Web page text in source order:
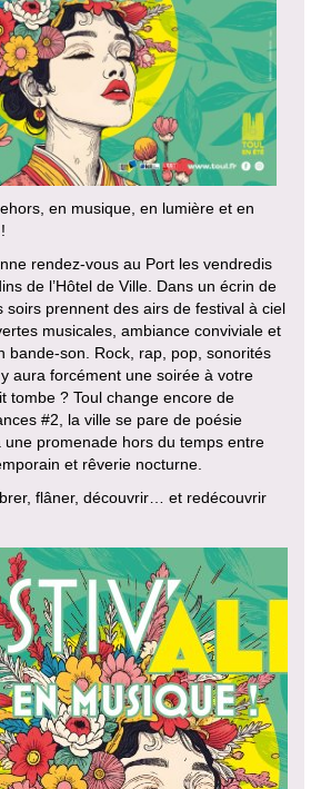
en musique, en lumière et en
rendez-vous au Port les vendredis
de l’Hôtel de Ville. Dans un écrin de
soirs prennent des airs de festival à ciel
musicales, ambiance conviviale et
bande-son. Rock, rap, pop, sonorités
aura forcément une soirée à votre
tombe ? Toul change encore de
#2, la ville se pare de poésie
une promenade hors du temps entre
et rêverie nocturne.
flâner, découvrir… et redécouvrir